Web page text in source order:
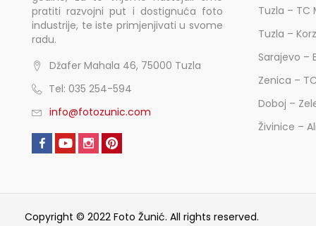
pratiti razvojni put i dostignuća foto
industrije, te iste primjenjivati u svome
radu.
Džafer Mahala 46, 75000 Tuzla
Tel: 035 254-594
info@fotozunic.com
Tuzla – TC
Tuzla –
Sarajevo –
Zenica –
Doboj –
Živinice –
Copyright © 2022 Foto Žunić. All rights reserved.